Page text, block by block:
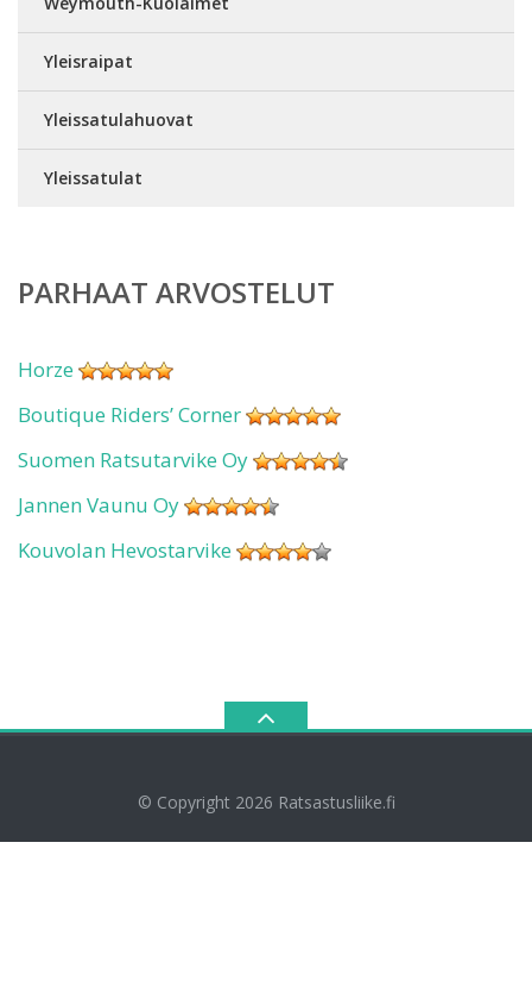
Yleisraipat
Yleissatulahuovat
Yleissatulat
PARHAAT ARVOSTELUT
Horze
Boutique Riders’ Corner
Suomen Ratsutarvike Oy
Jannen Vaunu Oy
Kouvolan Hevostarvike
© Copyright 2026 Ratsastusliike.fi